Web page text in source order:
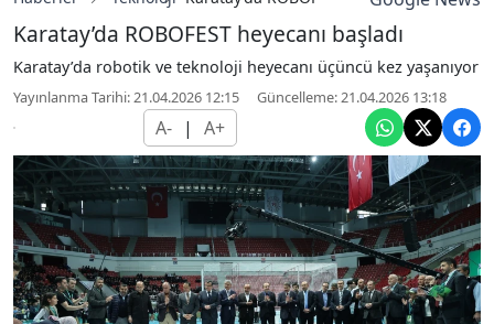
Karatay’da ROBOFEST heyecanı başladı
Karatay’da robotik ve teknoloji heyecanı üçüncü kez yaşanıyor
Yayınlanma Tarihi: 21.04.2026 12:15 Güncelleme: 21.04.2026 13:18
A- | A+